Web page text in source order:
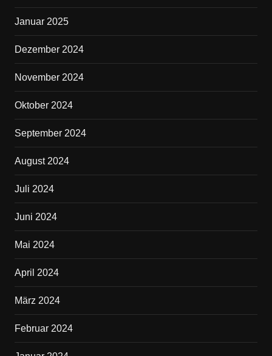
Januar 2025
Dezember 2024
November 2024
Oktober 2024
September 2024
August 2024
Juli 2024
Juni 2024
Mai 2024
April 2024
März 2024
Februar 2024